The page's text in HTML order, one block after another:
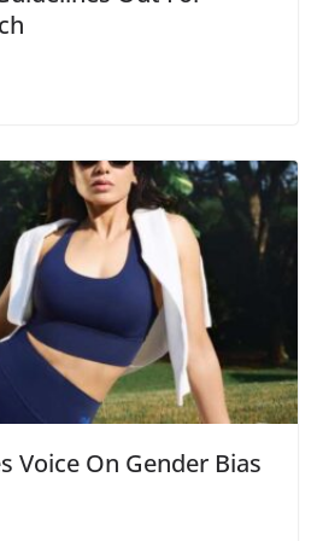
Voice On Gender Bias